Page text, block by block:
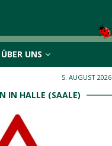
ÜBER UNS
5. AUGUST 2026
IN HALLE (SAALE)